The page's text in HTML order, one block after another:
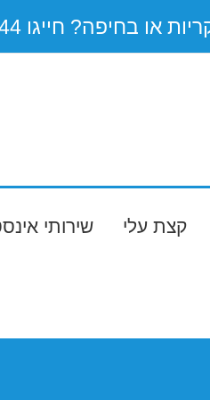
חייגו 055-9538144
קצת עלי שירותי